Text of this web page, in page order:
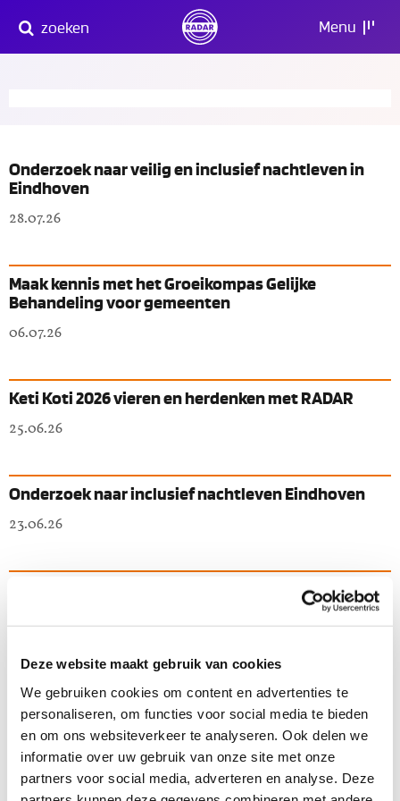
Deze website maakt gebruik van cookies
We gebruiken cookies om content en advertenties te
personaliseren, om functies voor social media te bieden
en om ons websiteverkeer te analyseren. Ook delen we
informatie over uw gebruik van onze site met onze
partners voor social media, adverteren en analyse. Deze
naar
content
zoeken Menu
Onderzoek naar veilig en inclusief nachtleven in
Eindhoven
28.07.26
Maak kennis met het Groeikompas Gelijke
Behandeling voor gemeenten
06.07.26
Keti Koti 2026 vieren en herdenken met RADAR
25.06.26
Onderzoek naar inclusief nachtleven Eindhoven
23.06.26
Ongelijke beloning: wat is het en wat kun je eraan
doen?
27.05.26